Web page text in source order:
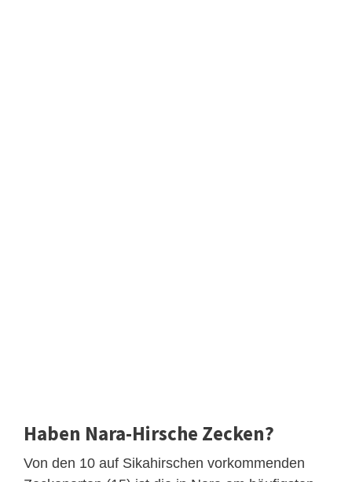
Haben Nara-Hirsche Zecken?
Von den 10 auf Sikahirschen vorkommenden